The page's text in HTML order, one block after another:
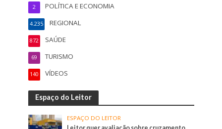
POLÍTICA E ECONOMIA
2
REGIONAL
4.235
SAÚDE
872
TURISMO
69
VÍDEOS
140
Espaço do Leitor
ESPAÇO DO LEITOR